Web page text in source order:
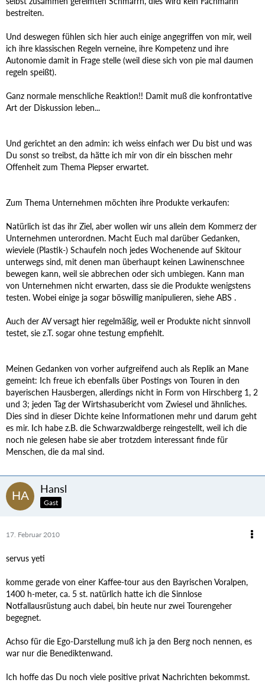
bestreiten.
Und deswegen fühlen sich hier auch einige angegriffen von mir, weil
ich ihre klassischen Regeln verneine, ihre Kompetenz und ihre
Autonomie damit in Frage stelle (weil diese sich von pie mal daumen
regeln speißt).
Ganz normale menschliche Reaktion!! Damit muß die konfrontative
Art der Diskussion leben...
Und gerichtet an den admin: ich weiss einfach wer Du bist und was
Du sonst so treibst, da hätte ich mir von dir ein bisschen mehr
Offenheit zum Thema Piepser erwartet.
Zum Thema Unternehmen möchten ihre Produkte verkaufen:
Natürlich ist das ihr Ziel, aber wollen wir uns allein dem Kommerz der
Unternehmen unterordnen. Macht Euch mal darüber Gedanken,
wieviele (Plastik-) Schaufeln noch jedes Wochenende auf Skitour
unterwegs sind, mit denen man überhaupt keinen Lawinenschnee
bewegen kann, weil sie abbrechen oder sich umbiegen. Kann man
von Unternehmen nicht erwarten, dass sie die Produkte wenigstens
testen. Wobei einige ja sogar böswillig manipulieren, siehe ABS .
Auch der AV versagt hier regelmäßig, weil er Produkte nicht sinnvoll
testet, sie z.T. sogar ohne testung empfiehlt.
Meinen Gedanken von vorher aufgreifend auch als Replik an Mane
gemeint: Ich freue ich ebenfalls über Postings von Touren in den
bayerischen Hausbergen, allerdings nicht in Form von Hirschberg 1, 2
und 3; jeden Tag der Wirtshasubericht vom Zwiesel und ähnliches.
Dies sind in dieser Dichte keine Informationen mehr und darum geht
es mir. Ich habe z.B. die Schwarzwaldberge reingestellt, weil ich die
noch nie gelesen habe sie aber trotzdem interessant finde für
Menschen, die da mal sind.
Hansl
Gast
17. Februar 2010
servus yeti
komme gerade von einer Kaffee-tour aus den Bayrischen Voralpen,
1400 h-meter, ca. 5 st. natürlich hatte ich die Sinnlose
Notfallausrüstung auch dabei, bin heute nur zwei Tourengeher
begegnet.
Achso für die Ego-Darstellung muß ich ja den Berg noch nennen, es
war nur die Benediktenwand.
Ich hoffe das Du noch viele positive privat Nachrichten bekommst.